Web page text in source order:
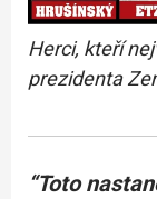
Herci, kteří
prezidenta
“Toto